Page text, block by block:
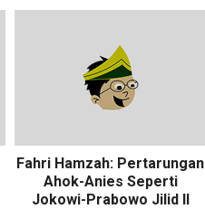
Fahri Hamzah: Pertarungan
Ahok-Anies Seperti
Jokowi-Prabowo Jilid II